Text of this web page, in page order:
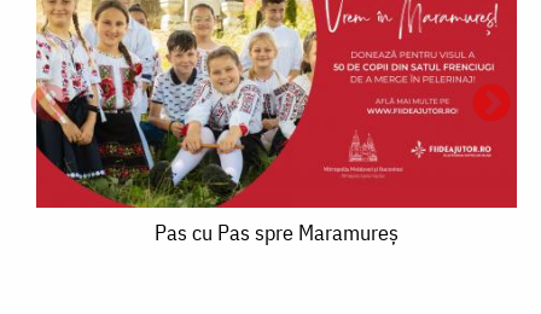
Pas cu Pas spre Maramureș